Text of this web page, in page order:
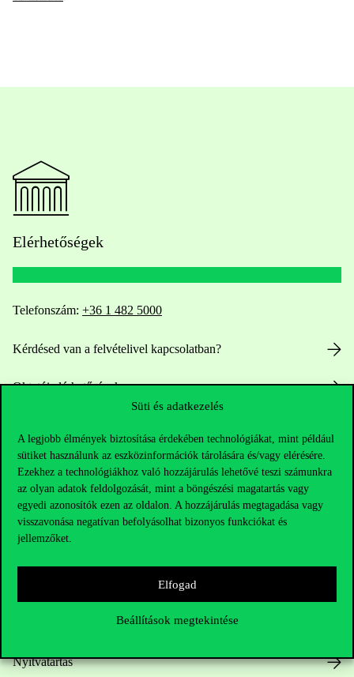
Süti és adatkezelés
A legjobb élmények biztosítása érdekében technológiákat, mint például
sütiket használunk az eszközinformációk tárolására és/vagy elérésére.
Ezekhez a technológiákhoz való hozzájárulás lehetővé teszi számunkra
az olyan adatok feldolgozását, mint a böngészési magatartás vagy
egyedi azonosítók ezen az oldalon. A hozzájárulás megtagadása vagy
visszavonása negatívan befolyásolhat bizonyos funkciókat és
jellemzőket.
Elfogad
Beállítások megtekintése
Elérhetőségek
Telefonszám: +36 1 482 5000
Kérdésed van a felvételivel kapcsolatban?
Oktatói elérhetőségek
Sajtó:press@uni-corvinus.hu
Nyitvatartás